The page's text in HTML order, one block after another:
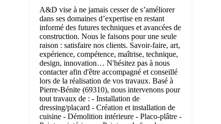
A&D vise à ne jamais cesser de s’améliorer
dans ses domaines d’expertise en restant
informé des futures techniques et avancées de
construction. Nous le faisons pour une seule
raison : satisfaire nos clients. Savoir-faire, art,
expérience, compétence, maîtrise, technique,
design, innovation… N'hésitez pas à nous
contacter afin d'être accompagné et conseillé
lors de la réalisation de vos travaux. Basé à
Pierre-Bénite (69310), nous intervenons pour
tout travaux de : - Installation de
dressing/placard - Création et installation de
cuisine - Démolition intérieure - Placo-plâtre -